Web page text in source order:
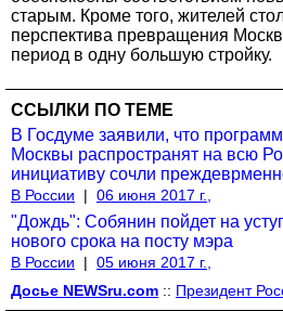
старым. Кроме того, жителей
перспектива превращения
период в одну большую стройку.
ССЫЛКИ ПО ТЕМЕ
В Госдуме заявили, что
Москвы распространят на всю
инициативу сочли
В России | 06 июня 2017 г.,
"Дождь": Собянин пойдет на
нового срока на посту мэра
В России | 05 июня 2017 г.,
Досье NEWSru.com :: Президент